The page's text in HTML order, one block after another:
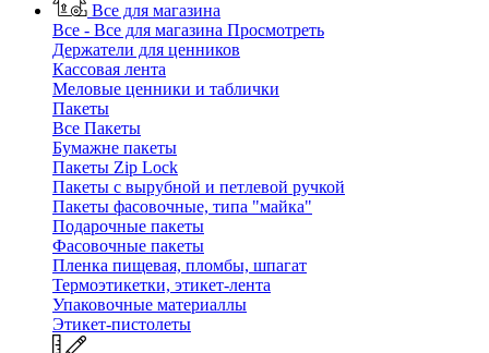
Все для магазина
Все - Все для магазина Просмотреть
Держатели для ценников
Кассовая лента
Меловые ценники и таблички
Пакеты
Все Пакеты
Бумажне пакеты
Пакеты Zip Lock
Пакеты с вырубной и петлевой ручкой
Пакеты фасовочные, типа "майка"
Подарочные пакеты
Фасовочные пакеты
Пленка пищевая, пломбы, шпагат
Термоэтикетки, этикет-лента
Упаковочные материаллы
Этикет-пистолеты